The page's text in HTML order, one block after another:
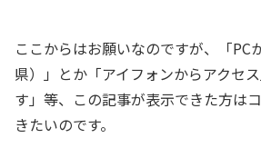
ここからはお願いなのですが、「
県）」とか「アイフォンからアクセ
す」等、この記事が表示できた方は
きたいのです。